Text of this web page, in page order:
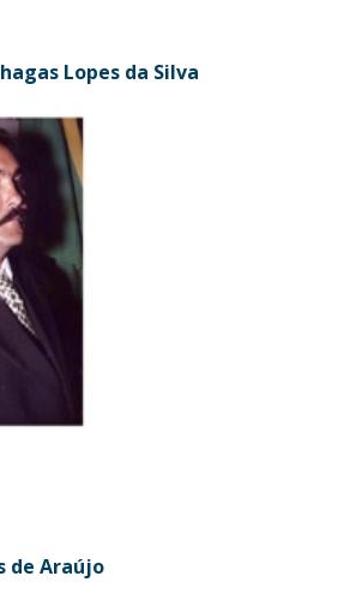
Lopes da Silva
de Araújo